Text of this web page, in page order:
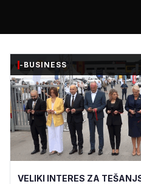
-BUSINESS
VELIKI INTERES ZA